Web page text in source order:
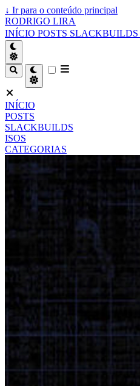
↓ Ir para o conteúdo principal
RODRIGO LIRA
INÍCIO POSTS SLACKBUILDS
INÍCIO
POSTS
SLACKBUILDS
ISOS
CATEGORIAS